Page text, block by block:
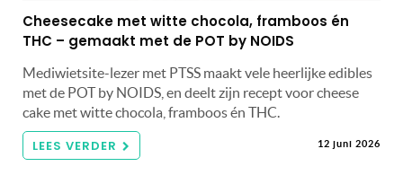
Cheesecake met witte chocola, framboos én
THC – gemaakt met de POT by NOIDS
Mediwietsite-lezer met PTSS maakt vele heerlijke edibles
met de POT by NOIDS, en deelt zijn recept voor cheese
cake met witte chocola, framboos én THC.
LEES VERDER 12 juni 2026